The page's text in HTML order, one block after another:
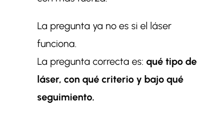
La pregunta ya no es si el láser
funciona.
La pregunta correcta es: qué tipo de
láser, con qué criterio y bajo qué
seguimiento.